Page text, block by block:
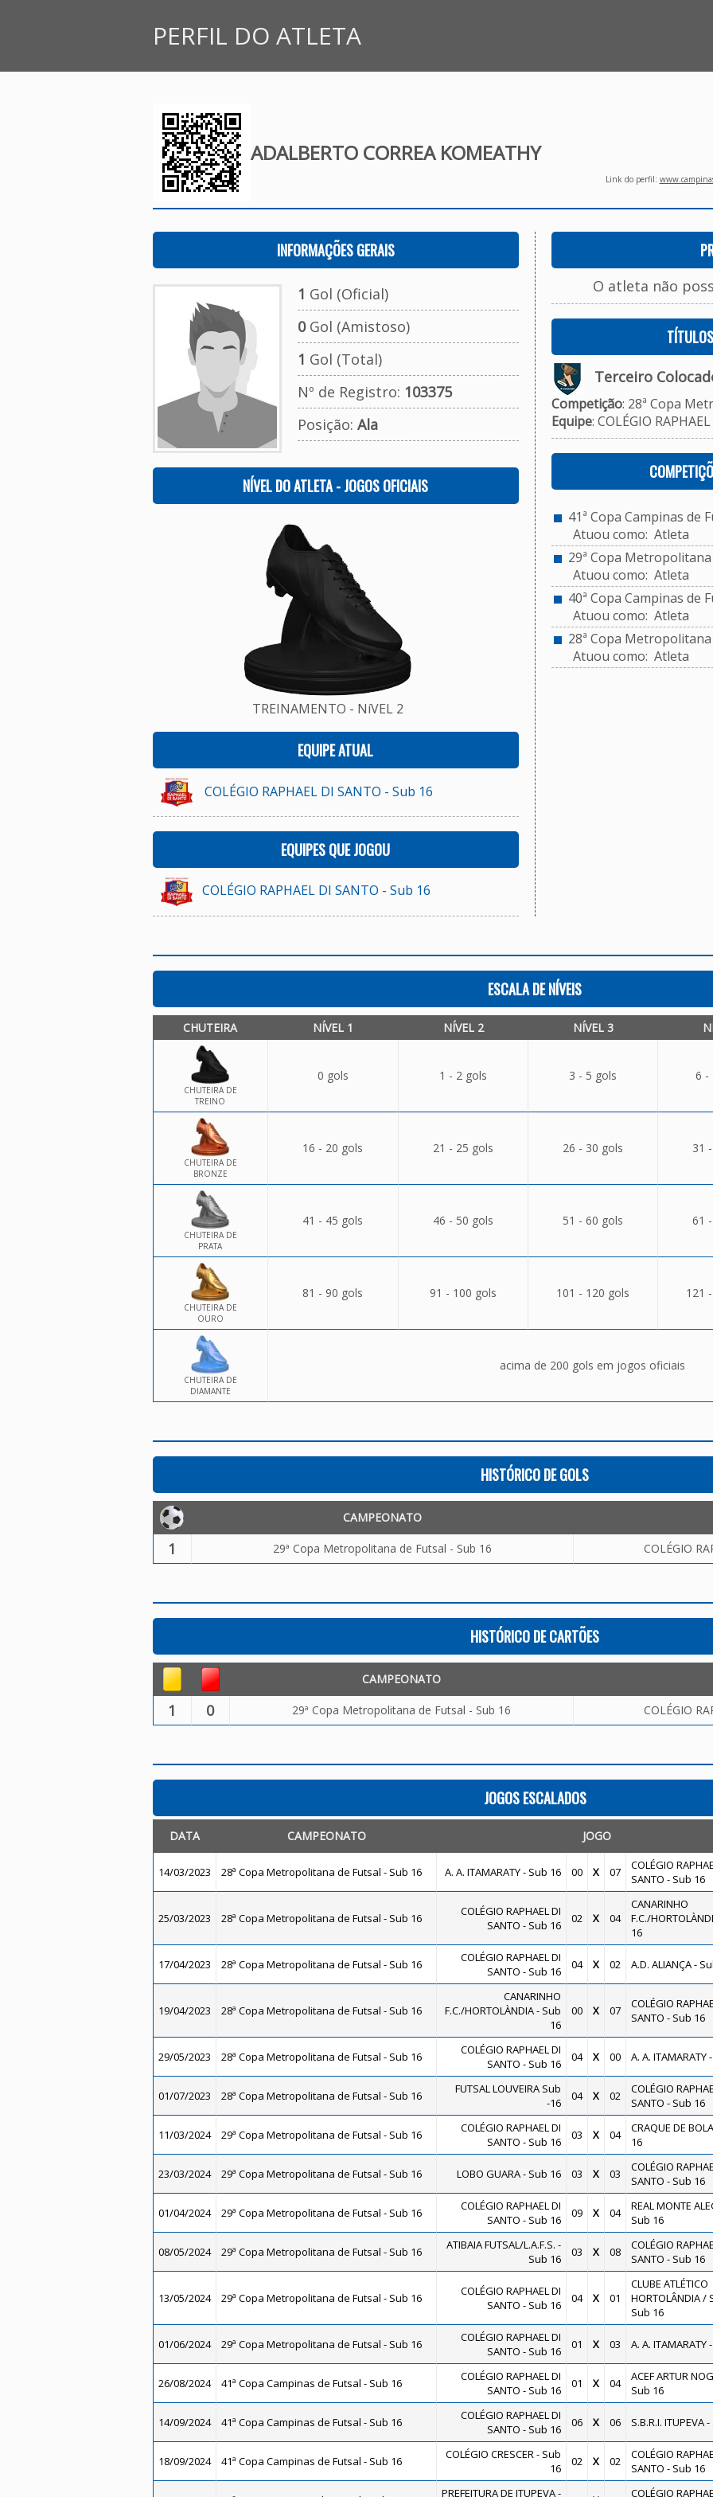
PERFIL DO ATLETA
ADALBERTO CORREA KOMEATHY
Link do perfil:
INFORMAÇÕES GERAIS
1 Gol (Oficial)
0Gol (Amistoso)
1 Gol (Total)
Nº de Registro: 103375
Posição: Ala
NÍVEL DO ATLETA - JOGOS OFICIAIS
TREINAMENTO - NíVEL 2
EQUIPE ATUAL
COLÉGIO RAPHAEL DI SANTO - Sub 16
EQUIPES QUE JOGOU
COLÉGIO RAPHAEL DI SANTO - Sub 16
O atleta não
Terceiro
Competição: 28ª Copa
Equipe: COLÉGIO
41ª Copa Campinas de
Atuou como: Atleta
29ª Copa Metropolitana
Atuou como: Atleta
40ª Copa Campinas de
Atuou como: Atleta
28ª Copa Metropolitana
Atuou como: Atleta
ESCALA DE NÍVEIS
CHUTEIRA NÍVEL 1 NÍVEL 2 NÍVEL 3
CHUTEIRA DE
TREINO
0 gols 1 - 2 gols 3 - 5 gols 6 -
CHUTEIRA DE
BRONZE
16 - 20 gols 21 - 25 gols 26 - 30 gols 31
CHUTEIRA DE
PRATA
41 - 45 gols 46 - 50 gols 51 - 60 gols 61
CHUTEIRA DE
OURO
81 - 90 gols 91 - 100 gols 101 - 120 gols 121
CHUTEIRA DE
DIAMANTE
acima de 200 gols em jogos oficiais
HISTÓRICO DE GOLS
CAMPEONATO
1 29ª Copa Metropolitana de Futsal - Sub 16 COLÉGIO
HISTÓRICO DE CARTÕES
CAMPEONATO
1 0 29ª Copa Metropolitana de Futsal - Sub 16 COLÉGIO
JOGOS ESCALADOS
DATA CAMPEONATO JOGO
14/03/2023 28ª Copa Metropolitana de Futsal - Sub 16 A. A. ITAMARATY - Sub 16 00 X 07
COLÉGIO
SANTO - Sub 16
25/03/2023 28ª Copa Metropolitana de Futsal - Sub 16
COLÉGIO RAPHAEL DI
SANTO - Sub 16
02 X 04
CANARINHO
F.C./
16
17/04/2023 28ª Copa Metropolitana de Futsal - Sub 16
COLÉGIO RAPHAEL DI
SANTO - Sub 16
04 X 02 A.D. ALIANÇA -
19/04/2023 28ª Copa Metropolitana de Futsal - Sub 16
CANARINHO
F.C./HORTOLÀNDIA - Sub
16
00 X 07
COLÉGIO
SANTO - Sub 16
29/05/2023 28ª Copa Metropolitana de Futsal - Sub 16
COLÉGIO RAPHAEL DI
SANTO - Sub 16
04 X 00 A. A. ITAMARATY
01/07/2023 28ª Copa Metropolitana de Futsal - Sub 16
FUTSAL LOUVEIRA Sub
-16
04 X 02
COLÉGIO
SANTO - Sub 16
11/03/2024 29ª Copa Metropolitana de Futsal - Sub 16
COLÉGIO RAPHAEL DI
SANTO - Sub 16
03 X 04
CRAQUE DE
16
23/03/2024 29ª Copa Metropolitana de Futsal - Sub 16 LOBO GUARA - Sub 16 03 X 03
COLÉGIO
SANTO - Sub 16
01/04/2024 29ª Copa Metropolitana de Futsal - Sub 16
COLÉGIO RAPHAEL DI
SANTO - Sub 16
09 X 04
REAL MONTE
Sub 16
08/05/2024 29ª Copa Metropolitana de Futsal - Sub 16
ATIBAIA FUTSAL/L.A.F.S. -
Sub 16
03 X 08
COLÉGIO
SANTO - Sub 16
13/05/2024 29ª Copa Metropolitana de Futsal - Sub 16
COLÉGIO RAPHAEL DI
SANTO - Sub 16
04 X 01
CLUBE ATLÉTICO
HORTOLÂNDIA /
Sub 16
01/06/2024 29ª Copa Metropolitana de Futsal - Sub 16
COLÉGIO RAPHAEL DI
SANTO - Sub 16
01 X 03 A. A. ITAMARATY
26/08/2024 41ª Copa Campinas de Futsal - Sub 16
COLÉGIO RAPHAEL DI
SANTO - Sub 16
01 X 04
ACEF ARTUR
Sub 16
14/09/2024 41ª Copa Campinas de Futsal - Sub 16
COLÉGIO RAPHAEL DI
SANTO - Sub 16
06 X 06 S.B.R.I. ITUPEVA
18/09/2024 41ª Copa Campinas de Futsal - Sub 16
COLÉGIO CRESCER - Sub
16
02 X 02
COLÉGIO
SANTO - Sub 16
PREFEITURA DE ITUPEVA - COLÉGIO